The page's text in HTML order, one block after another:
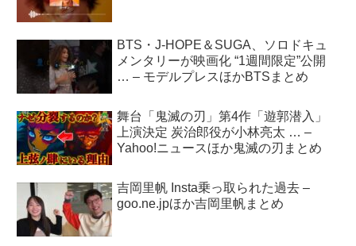
BTS・J-HOPE＆SUGA、ソロドキュ
メンタリーが映画化 “1週間限定”公開
… – モデルプレスほかBTSまとめ
舞台「鬼滅の刃」第4作「遊郭潜入」
上演決定 炭治郎役が小林亮太 … –
Yahoo!ニュースほか鬼滅の刃まとめ
吉岡里帆 Insta乗っ取られた過去 –
goo.ne.jpほか吉岡里帆まとめ